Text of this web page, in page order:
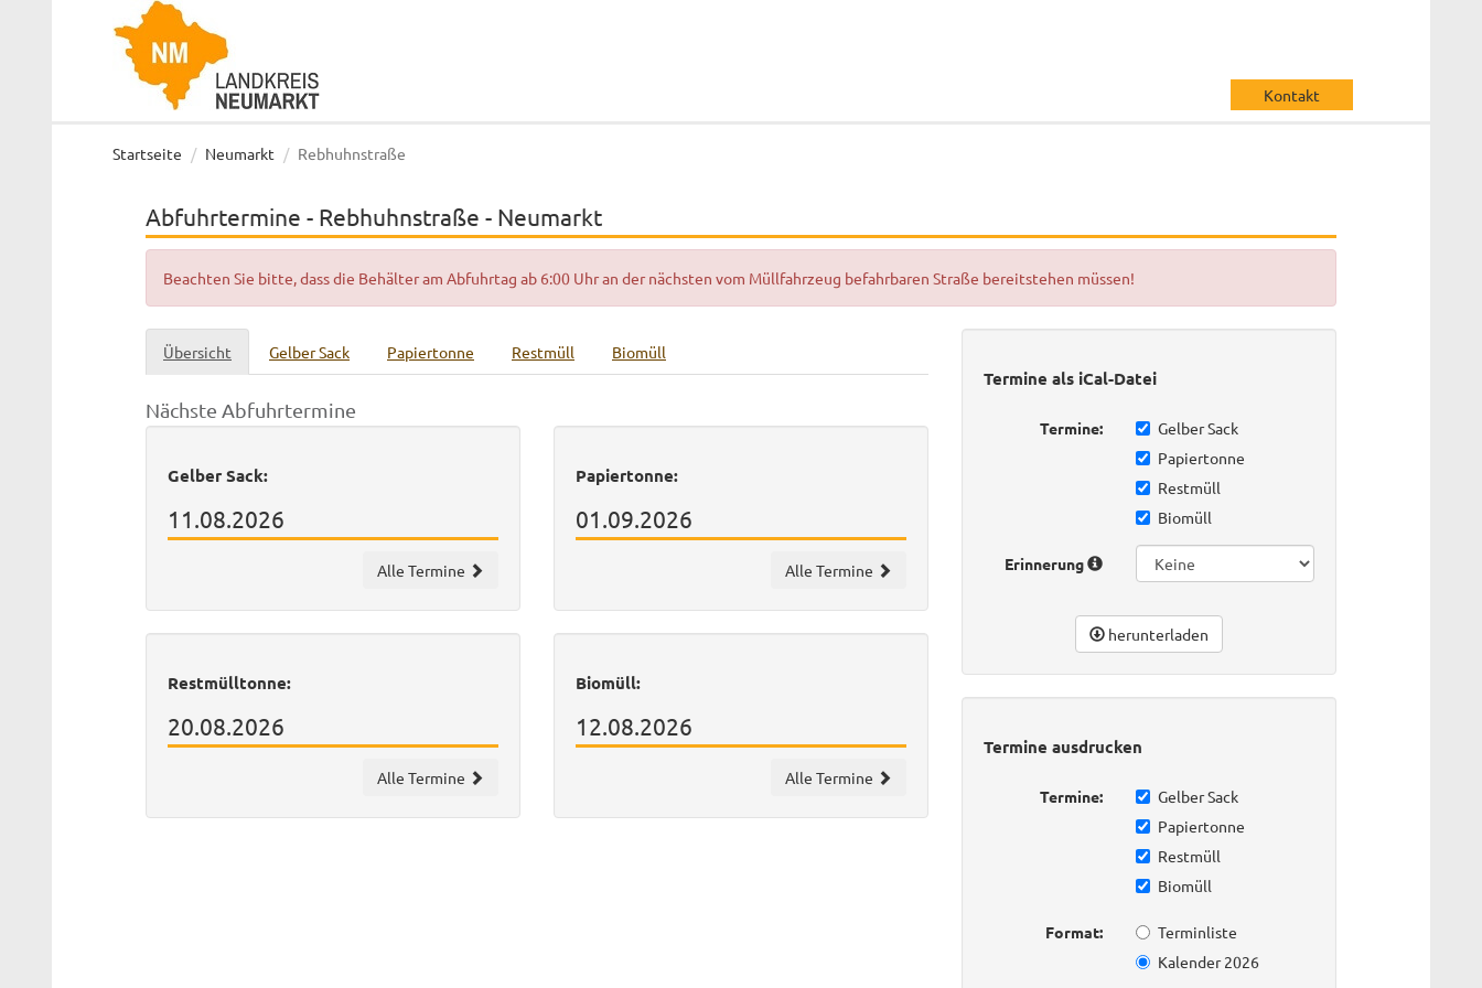
Kontakt
Startseite Neumarkt Rebhuhnstraße
Abfuhrtermine - Rebhuhnstraße - Neumarkt
Beachten Sie bitte, dass die Behälter am Abfuhrtag ab 6:00 Uhr an der nächsten vom Müllfahrzeug befahrbaren Straße bereitstehen müssen!
Übersicht Gelber Sack Papiertonne Restmüll Biomüll
Nächste Abfuhrtermine
Gelber Sack:
11.08.2026
Alle Termine
Papiertonne:
01.09.2026
Alle Termine
Restmülltonne:
20.08.2026
Alle Termine
Biomüll:
12.08.2026
Alle Termine
Termine als iCal-Datei
Termine:
Gelber Sack
Papiertonne
Restmüll
Biomüll
Erinnerung
herunterladen
Termine ausdrucken
Termine:
Gelber Sack
Papiertonne
Restmüll
Biomüll
Format:
Terminliste
Kalender 2026